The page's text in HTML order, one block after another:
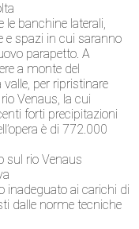
le banchine laterali,
e spazi in cui saranno
parapetto. A
a monte del
valle, per ripristinare
Venaus, la cui
forti precipitazioni
è di 772.000
sul rio Venaus
inadeguato ai carichi di
dalle norme tecniche